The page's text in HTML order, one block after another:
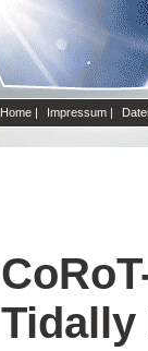
Home | Impressum |
Tidally